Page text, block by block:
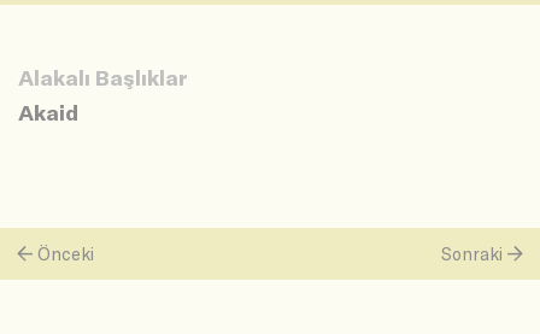
Alakalı Başlıklar
Akaid
Önceki Sonraki